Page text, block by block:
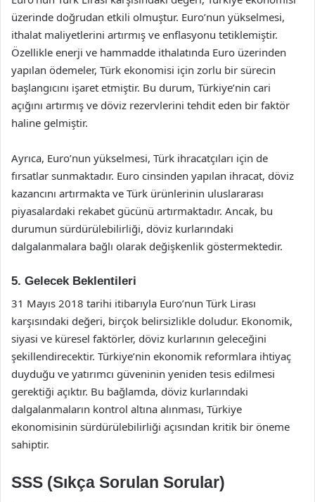
üzerinde doğrudan etkili olmuştur. Euro’nun yükselmesi,
ithalat maliyetlerini artırmış ve enflasyonu tetiklemiştir.
Özellikle enerji ve hammadde ithalatında Euro üzerinden
yapılan ödemeler, Türk ekonomisi için zorlu bir sürecin
başlangıcını işaret etmiştir. Bu durum, Türkiye’nin cari
açığını artırmış ve döviz rezervlerini tehdit eden bir faktör
haline gelmiştir.
Ayrıca, Euro’nun yükselmesi, Türk ihracatçıları için de
fırsatlar sunmaktadır. Euro cinsinden yapılan ihracat, döviz
kazancını artırmakta ve Türk ürünlerinin uluslararası
piyasalardaki rekabet gücünü artırmaktadır. Ancak, bu
durumun sürdürülebilirliği, döviz kurlarındaki
dalgalanmalara bağlı olarak değişkenlik göstermektedir.
5. Gelecek Beklentileri
31 Mayıs 2018 tarihi itibarıyla Euro’nun Türk Lirası
karşısındaki değeri, birçok belirsizlikle doludur. Ekonomik,
siyasi ve küresel faktörler, döviz kurlarının geleceğini
şekillendirecektir. Türkiye’nin ekonomik reformlara ihtiyaç
duyduğu ve yatırımcı güveninin yeniden tesis edilmesi
gerektiği açıktır. Bu bağlamda, döviz kurlarındaki
dalgalanmaların kontrol altına alınması, Türkiye
ekonomisinin sürdürülebilirliği açısından kritik bir öneme
sahiptir.
SSS (Sıkça Sorulan Sorular)